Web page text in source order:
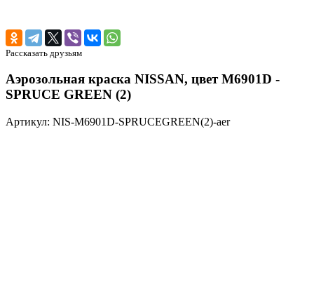
Рассказать друзьям
Аэрозольная краска NISSAN, цвет M6901D -
SPRUCE GREEN (2)
Артикул: NIS-M6901D-SPRUCEGREEN(2)-aer